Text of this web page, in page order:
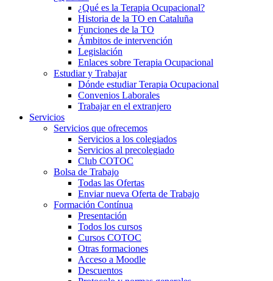
¿Qué es la Terapia Ocupacional?
Historia de la TO en Cataluña
Funciones de la TO
Ámbitos de intervención
Legislación
Enlaces sobre Terapia Ocupacional
Estudiar y Trabajar
Dónde estudiar Terapia Ocupacional
Convenios Laborales
Trabajar en el extranjero
Servicios
Servicios que ofrecemos
Servicios a los colegiados
Servicios al precolegiado
Club COTOC
Bolsa de Trabajo
Todas las Ofertas
Enviar nueva Oferta de Trabajo
Formación Contínua
Presentación
Todos los cursos
Cursos COTOC
Otras formaciones
Acceso a Moodle
Descuentos